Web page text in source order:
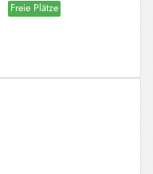
Freie Plätze